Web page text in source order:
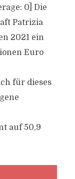
0] Die
Patrizia
2021 ein
Euro
für dieses
auf 50,9